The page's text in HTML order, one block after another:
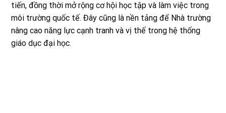
tiến, đồng thời mở rộng cơ hội học tập và làm việc trong
môi trường quốc tế. Đây cũng là nền tảng để Nhà trường
nâng cao năng lực cạnh tranh và vị thế trong hệ thống
giáo dục đại học.